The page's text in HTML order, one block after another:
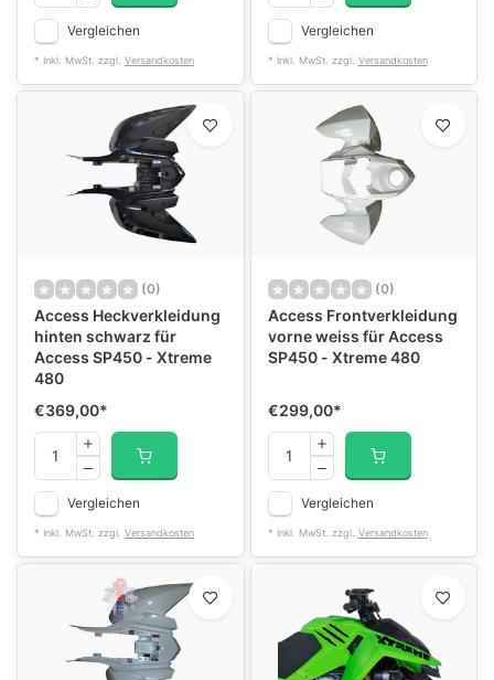
Vergleichen
* Inkl. MwSt. zzgl. Versandkosten
Vergleichen
* Inkl. MwSt. zzgl. Versandkosten
(0)
Access Heckverkleidung
hinten schwarz für
Access SP450 - Xtreme
480
€369,00*
Vergleichen
* Inkl. MwSt. zzgl. Versandkosten
(0)
Access Frontverkleidung
vorne weiss für Access
SP450 - Xtreme 480
€299,00*
Vergleichen
* Inkl. MwSt. zzgl. Versandkosten